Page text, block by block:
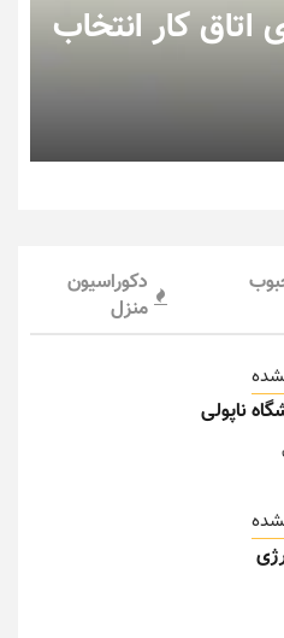
کار انتخاب
دکوراسیون
منزل
ناپولی